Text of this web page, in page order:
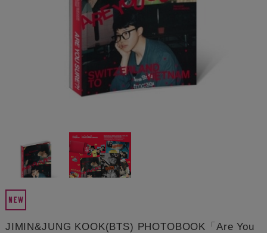
JIMIN&JUNG KOOK(BTS) PHOTOBOOK「Are You